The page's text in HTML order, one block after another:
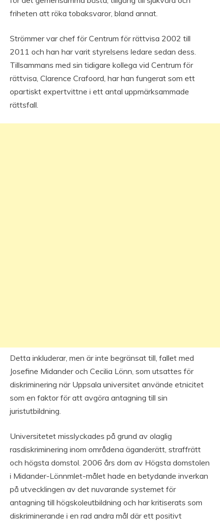
friheten att röka tobaksvaror, bland annat.
Strömmer var chef för Centrum för rättvisa 2002 till
2011 och han har varit styrelsens ledare sedan dess.
Tillsammans med sin tidigare kollega vid Centrum för
rättvisa, Clarence Crafoord, har han fungerat som ett
opartiskt expertvittne i ett antal uppmärksammade
rättsfall.
Detta inkluderar, men är inte begränsat till, fallet med
Josefine Midander och Cecilia Lönn, som utsattes för
diskriminering när Uppsala universitet använde etnicitet
som en faktor för att avgöra antagning till sin
juristutbildning.
Universitetet misslyckades på grund av olaglig
rasdiskriminering inom områdena äganderätt, straffrätt
och högsta domstol. 2006 års dom av Högsta domstolen
i Midander-Lönnmlet-målet hade en betydande inverkan
på utvecklingen av det nuvarande systemet för
antagning till högskoleutbildning och har kritiserats som
diskriminerande i en rad andra mål där ett positivt